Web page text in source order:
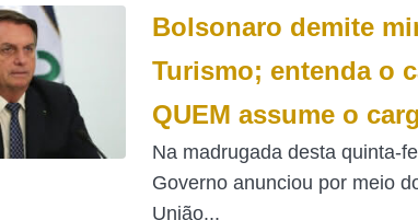
Bolsonaro demite
Turismo; entenda o
QUEM assume o
Na madrugada desta quinta-
Governo anunciou por meio
União...